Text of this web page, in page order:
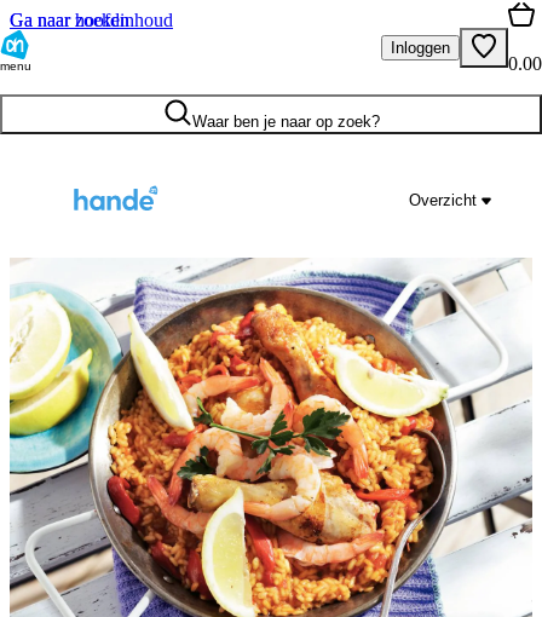
Ga naar hoofdinhoud
Ga naar zoeken
menu
Inloggen
0.00
Waar ben je naar op zoek?
Overzicht